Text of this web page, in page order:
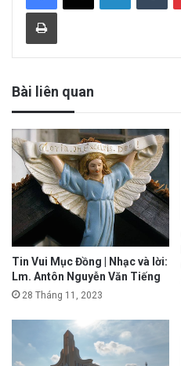
Bài liên quan
Tin Vui Mục Đồng | Nhạc và lời:
Lm. Antôn Nguyễn Văn Tiếng
28 Tháng 11, 2023